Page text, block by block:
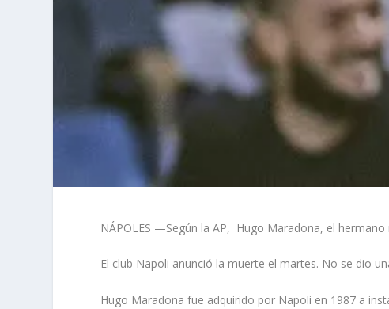
NÁPOLES —Según la AP, Hugo Maradona, el
El club Napoli anunció la muerte el martes. No se dio
Hugo Maradona fue adquirido por Napoli en 1987 a